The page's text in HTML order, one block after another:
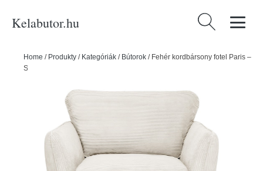
Kelabutor.hu Keresés:
Home / Produkty / Kategóriák / Bútorok / Fehér kordbársony fotel Paris –
Scandic